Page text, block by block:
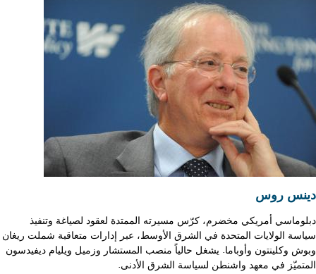
دينس روس
دبلوماسي أمريكي مخضرم، كرّس مسيرته الممتدة لعقود لصياغة وتنفيذ
سياسة الولايات المتحدة في الشرق الأوسط، عبر إدارات متعاقبة شملت ريغان
وبوش وكلينتون وأوباما. يشغل حالياً منصب المستشار وزميل ويليام ديفيدسون
المتميّز في معهد واشنطن لسياسة الشرق الأدنى.